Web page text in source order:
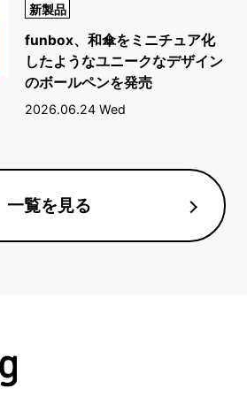
新製品
funbox、和傘をミニチュア化
したようなユニークなデザイン
のボールペンを発売
2026.06.24 Wed
一覧を見る